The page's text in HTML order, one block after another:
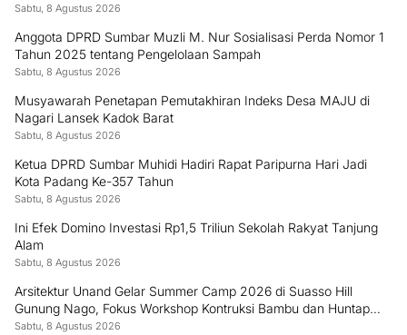
Sabtu, 8 Agustus 2026
Anggota DPRD Sumbar Muzli M. Nur Sosialisasi Perda Nomor 1
Tahun 2025 tentang Pengelolaan Sampah
Sabtu, 8 Agustus 2026
Musyawarah Penetapan Pemutakhiran Indeks Desa MAJU di
Nagari Lansek Kadok Barat
Sabtu, 8 Agustus 2026
Ketua DPRD Sumbar Muhidi Hadiri Rapat Paripurna Hari Jadi
Kota Padang Ke-357 Tahun
Sabtu, 8 Agustus 2026
Ini Efek Domino Investasi Rp1,5 Triliun Sekolah Rakyat Tanjung
Alam
Sabtu, 8 Agustus 2026
Arsitektur Unand Gelar Summer Camp 2026 di Suasso Hill
Gunung Nago, Fokus Workshop Kontruksi Bambu dan Huntap
Kayu
Sabtu, 8 Agustus 2026